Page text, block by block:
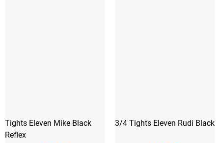
Tights Eleven Mike Black
Reflex
3/4 Tights Eleven Rudi Black